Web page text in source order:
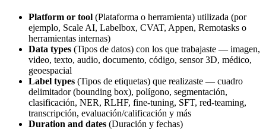
Platform or tool (Plataforma o herramienta) utilizada (por
ejemplo, Scale AI, Labelbox, CVAT, Appen, Remotasks o
herramientas internas)
Data types (Tipos de datos) con los que trabajaste — imagen,
video, texto, audio, documento, código, sensor 3D, médico,
geoespacial
Label types (Tipos de etiquetas) que realizaste — cuadro
delimitador (bounding box), polígono, segmentación,
clasificación, NER, RLHF, fine-tuning, SFT, red-teaming,
transcripción, evaluación/calificación y más
Duration and dates (Duración y fechas)